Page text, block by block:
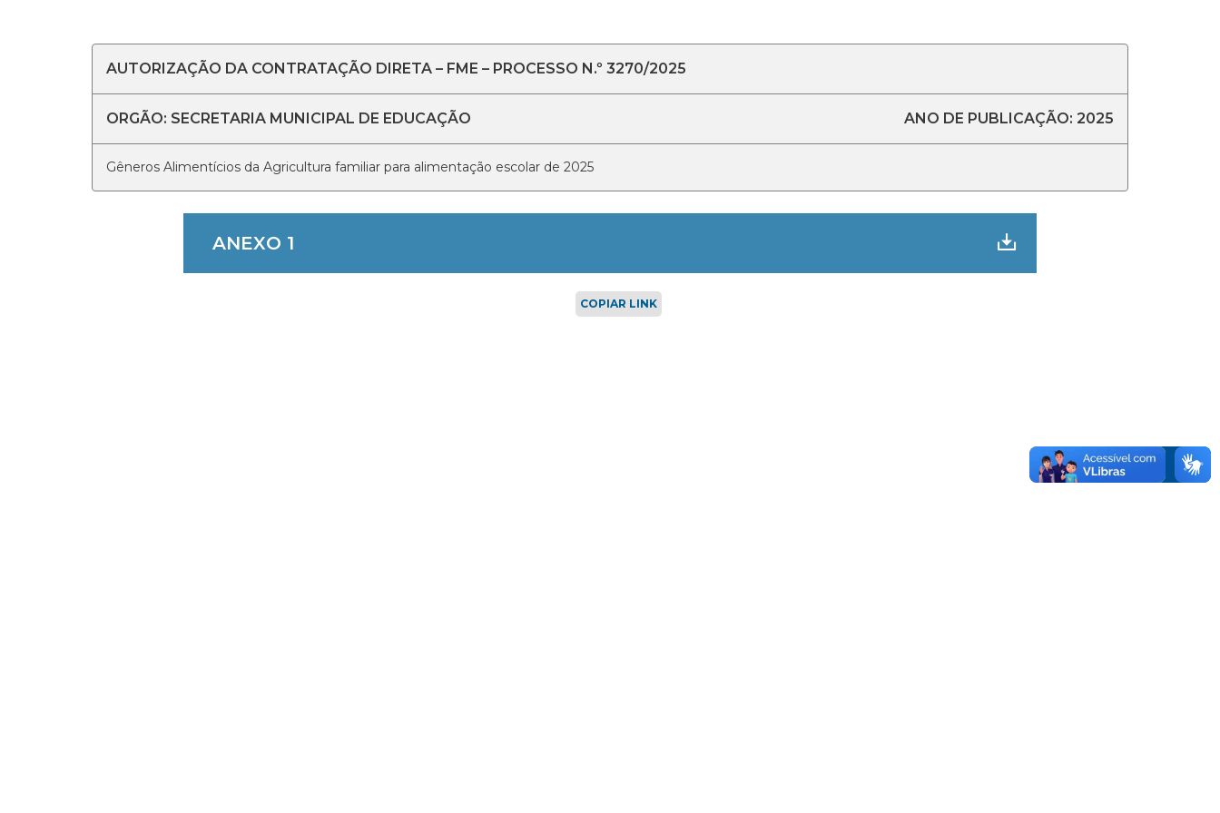
AUTORIZAÇÃO DA CONTRATAÇÃO DIRETA – FME – PROCESSO N.º 3270/2025
ORGÃO: SECRETARIA MUNICIPAL DE EDUCAÇÃO ANO DE PUBLICAÇÃO: 2025
Gêneros Alimentícios da Agricultura familiar para alimentação escolar de 2025
ANEXO 1
COPIAR LINK